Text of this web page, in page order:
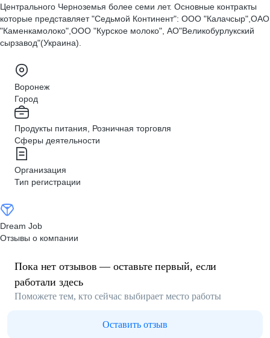
Центрального Черноземья более семи лет. Основные контракты
которые представляет "Седьмой Континент": ООО "Калачсыр",ОАО
"Каменкамолоко",ООО "Курское молоко", АО"Великобурлукский
сырзавод"(Украина).
Воронеж
Город
Продукты питания, Розничная торговля
Сферы деятельности
Организация
Тип регистрации
Dream Job
Отзывы о компании
Пока нет отзывов — оставьте первый, если
работали здесь
Поможете тем, кто сейчас выбирает место работы
Оставить отзыв